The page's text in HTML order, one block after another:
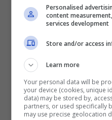
Personalised
content
services development
Store and/or access
Learn more
Your personal data will be
your device (cookies, unique
data) may be stored by,
partners, or used specifically
may use precise geolocation